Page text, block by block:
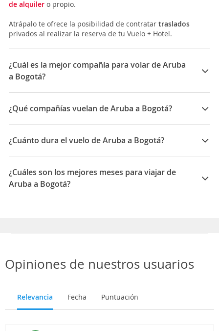
de alquiler o propio.
Atrápalo te ofrece la posibilidad de contratar traslados
privados al realizar la reserva de tu Vuelo + Hotel.
¿Cuál es la mejor compañía para volar de Aruba
a Bogotá?
Las mejores compañías para viajar entre Aruba y
Bogotá son: LATAM Airlines, Avianca
¿Qué compañías vuelan de Aruba a Bogotá?
Las compañías que vuelan de Aruba a Bogotá son:
Avianca, LATAM Airlines, Copa Airlines, Wingo,
American Airlines
¿Cuánto dura el vuelo de Aruba a Bogotá?
La duración media para viajar entre Aruba y Bogotá es
04:37
¿Cuáles son los mejores meses para viajar de
Aruba a Bogotá?
Opiniones de nuestros usuarios
Relevancia Fecha Puntuación